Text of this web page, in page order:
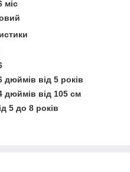
міс
дюймів від 5 років
дюймів від 105 см
5 до 8 років